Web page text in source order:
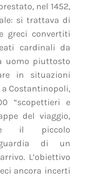
nel 1452,
si trattava di
greci convertiti
cardinali da
uomo piuttosto
in situazioni
a Costantinopoli,
“scopettieri e
del viaggio,
il piccolo
di un
L’obiettivo
ancora incerti